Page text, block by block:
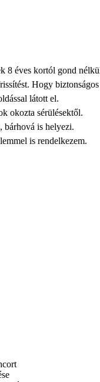
8 éves kortól gond
Hogy
látott el.
okozta sérülésektől.
bárhová is helyezi.
is rendelkezem.